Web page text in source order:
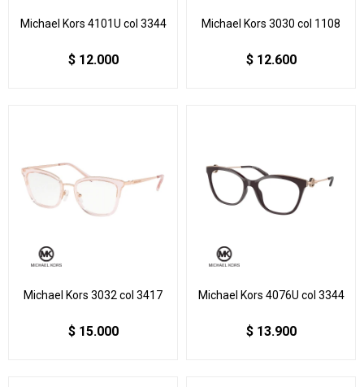
Michael Kors 4101U col 3344
$ 12.000
Michael Kors 3030 col 1108
$ 12.600
Michael Kors 3032 col 3417
$ 15.000
Michael Kors 4076U col 3344
$ 13.900